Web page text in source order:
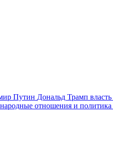
Путин Дональд Трамп власть
отношения и политика